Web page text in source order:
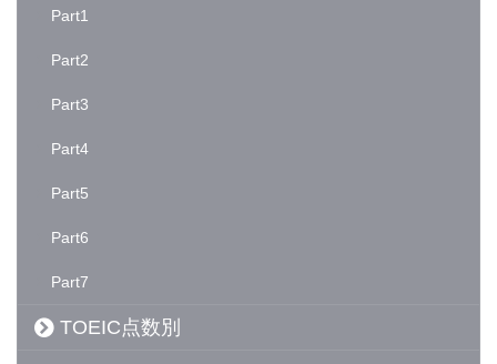
Part1
Part2
Part3
Part4
Part5
Part6
Part7
TOEIC点数別